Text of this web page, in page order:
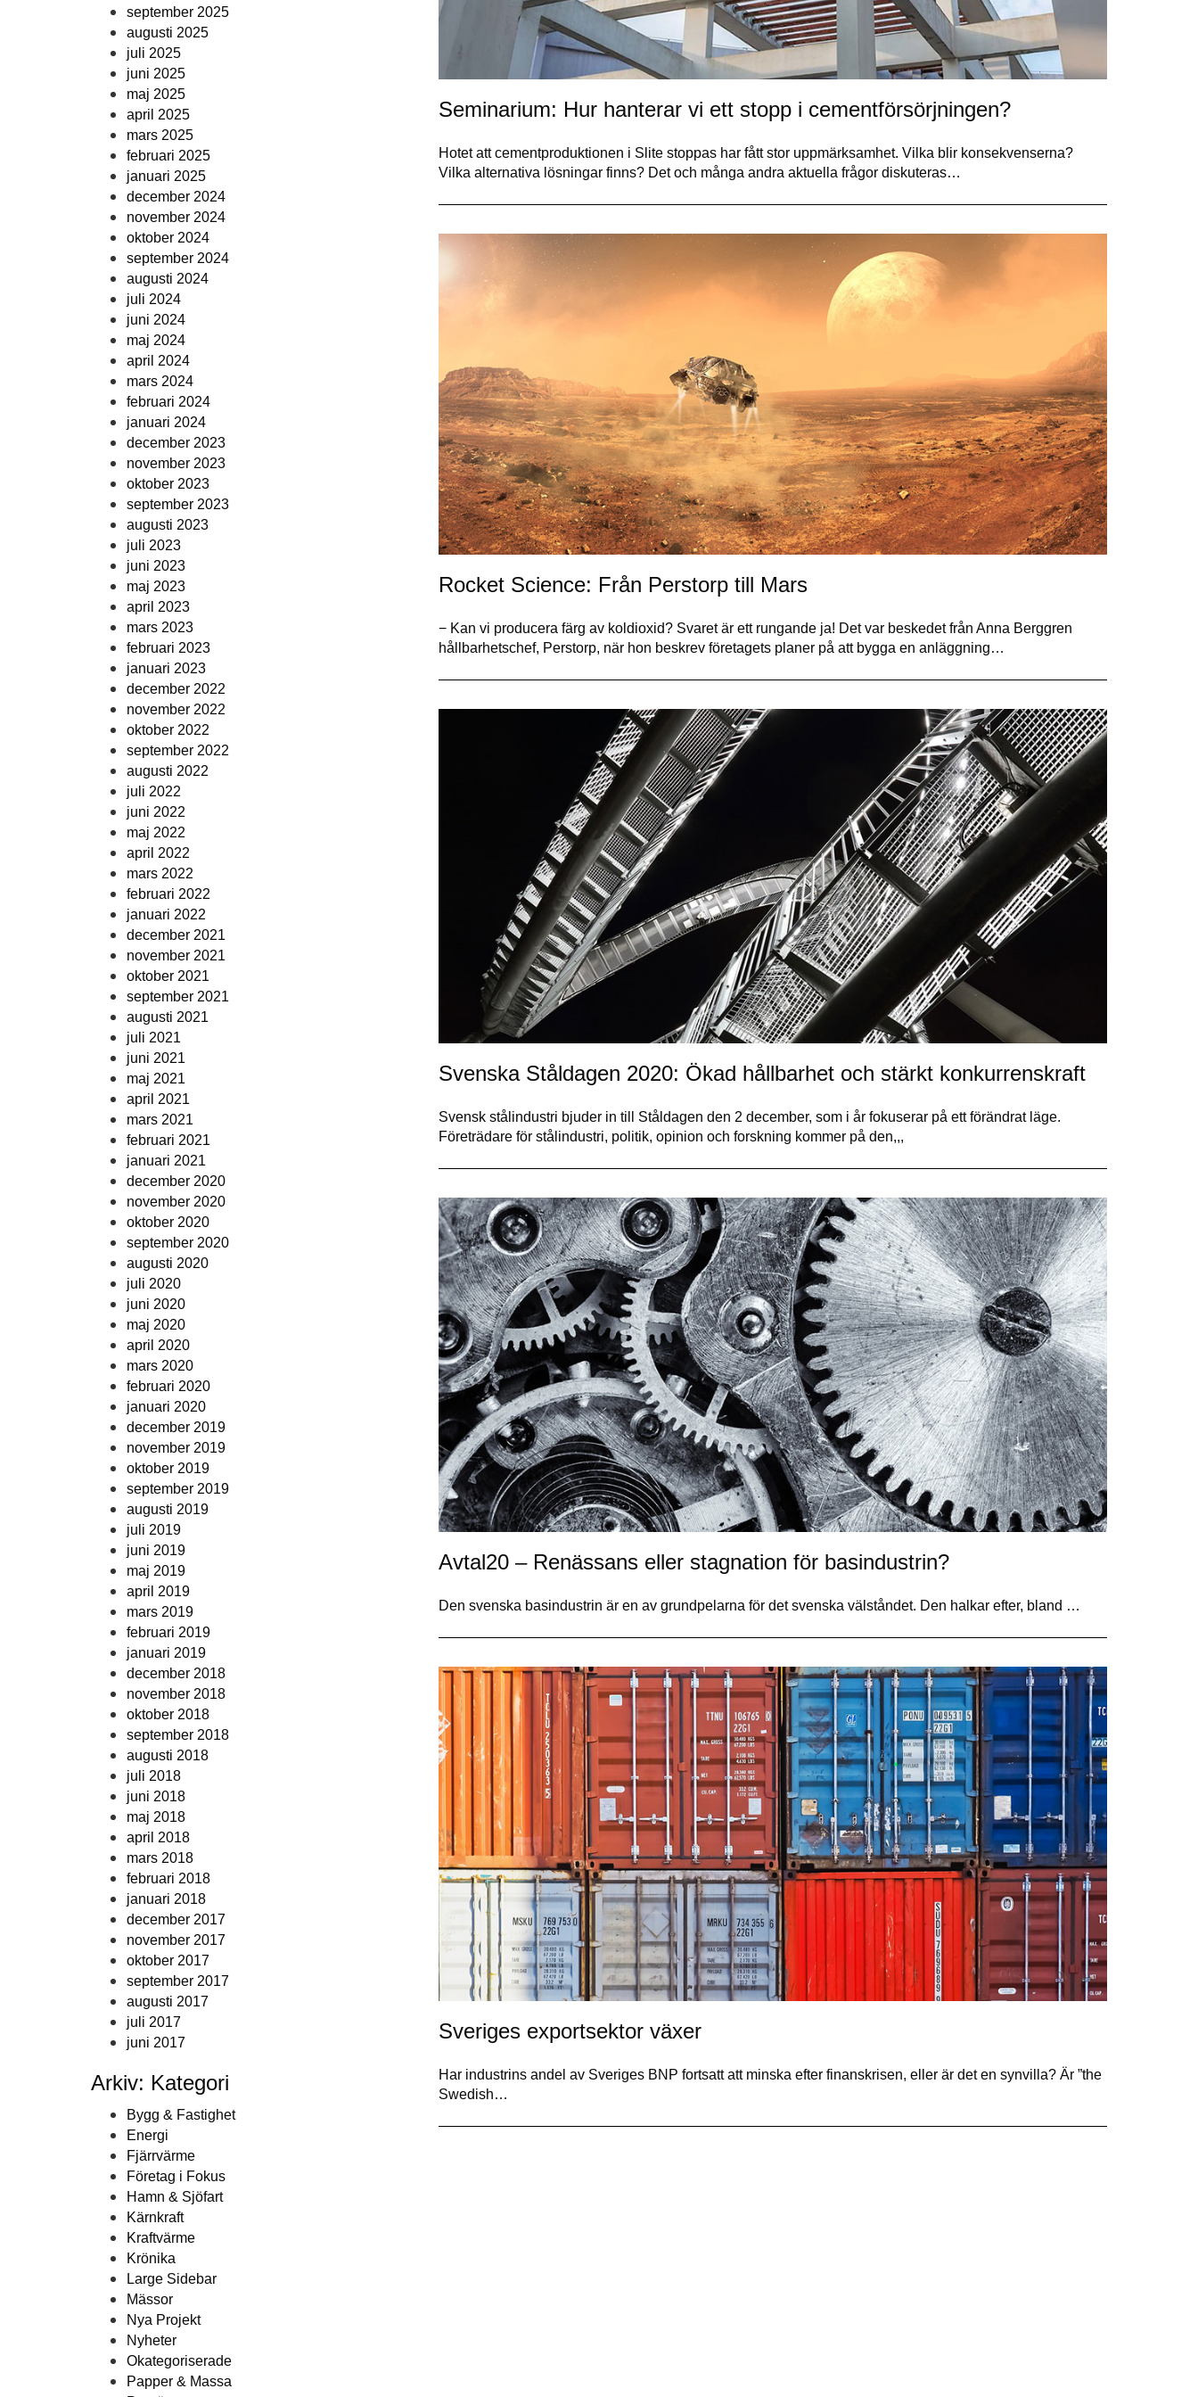
september 2025
augusti 2025
juli 2025
juni 2025
maj 2025
april 2025
mars 2025
februari 2025
januari 2025
december 2024
november 2024
oktober 2024
september 2024
augusti 2024
juli 2024
juni 2024
maj 2024
april 2024
mars 2024
februari 2024
januari 2024
december 2023
november 2023
oktober 2023
september 2023
augusti 2023
juli 2023
juni 2023
maj 2023
april 2023
mars 2023
februari 2023
januari 2023
december 2022
november 2022
oktober 2022
september 2022
augusti 2022
juli 2022
juni 2022
maj 2022
april 2022
mars 2022
februari 2022
januari 2022
december 2021
november 2021
oktober 2021
september 2021
augusti 2021
juli 2021
juni 2021
maj 2021
april 2021
mars 2021
februari 2021
januari 2021
december 2020
november 2020
oktober 2020
september 2020
augusti 2020
juli 2020
juni 2020
maj 2020
april 2020
mars 2020
februari 2020
januari 2020
december 2019
november 2019
oktober 2019
september 2019
augusti 2019
juli 2019
juni 2019
maj 2019
april 2019
mars 2019
februari 2019
januari 2019
december 2018
november 2018
oktober 2018
september 2018
augusti 2018
juli 2018
juni 2018
maj 2018
april 2018
mars 2018
februari 2018
januari 2018
december 2017
november 2017
oktober 2017
september 2017
augusti 2017
juli 2017
juni 2017
Arkiv: Kategori
Bygg & Fastighet
Energi
Fjärrvärme
Företag i Fokus
Hamn & Sjöfart
Kärnkraft
Kraftvärme
Krönika
Large Sidebar
Mässor
Nya Projekt
Nyheter
Okategoriserade
Papper & Massa
Seminarium: Hur hanterar vi ett stopp i cementförsörjningen?
Hotet att cementproduktionen i Slite stoppas har fått stor uppmärksamhet. Vilka blir konsekvenserna?
Vilka alternativa lösningar finns? Det och många andra aktuella frågor diskuteras…
Rocket Science: Från Perstorp till Mars
− Kan vi producera färg av koldioxid? Svaret är ett rungande ja! Det var beskedet från Anna Berggren
hållbarhetschef, Perstorp, när hon beskrev företagets planer på att bygga en anläggning…
Svenska Ståldagen 2020: Ökad hållbarhet och stärkt konkurrenskraft
Svensk stålindustri bjuder in till Ståldagen den 2 december, som i år fokuserar på ett förändrat läge.
Företrädare för stålindustri, politik, opinion och forskning kommer på den,,,
Avtal20 – Renässans eller stagnation för basindustrin?
Den svenska basindustrin är en av grundpelarna för det svenska välståndet. Den halkar efter, bland …
Sveriges exportsektor växer
Har industrins andel av Sveriges BNP fortsatt att minska efter finanskrisen, eller är det en synvilla? Är ”the
Swedish…